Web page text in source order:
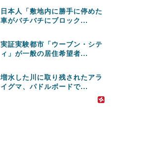
日本人「敷地内に勝手に停めた
車がバチバチにブロック...
実証実験都市「ウーブン・シテ
ィ」が一般の居住希望者...
増水した川に取り残されたアラ
イグマ、パドルボードで...